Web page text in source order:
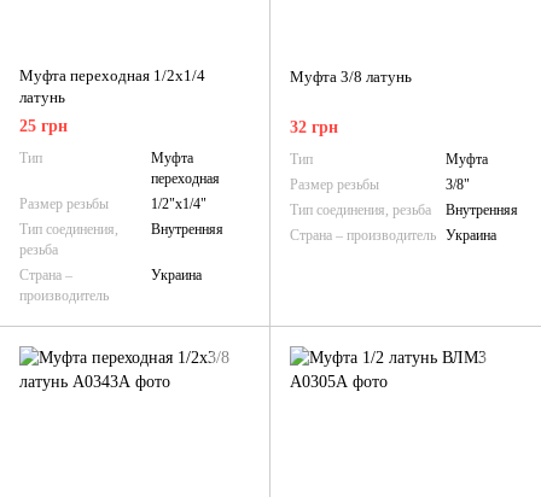
Муфта переходная 1/2х1/4
латунь
25 грн
Тип
Муфта
переходная
Размер резьбы
1/2"х1/4"
Тип соединения,
резьба
Внутренняя
Страна –
производитель
Украина
Муфта 3/8 латунь
32 грн
Тип
Муфта
Размер резьбы
3/8"
Тип соединения, резьба
Внутренняя
Страна – производитель Украина